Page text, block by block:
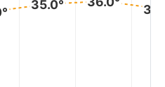
35.0°